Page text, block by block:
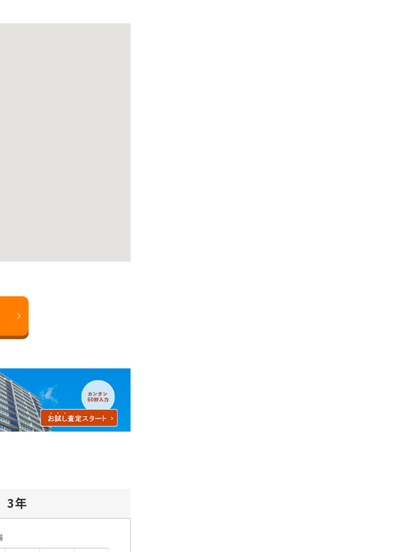
3年